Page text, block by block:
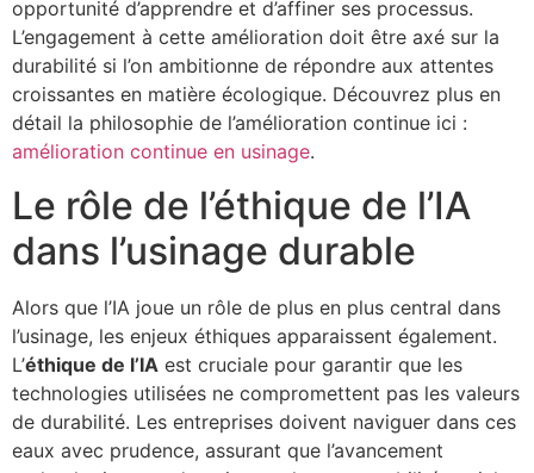
opportunité d’apprendre et d’affiner ses processus.
L’engagement à cette amélioration doit être axé sur la
durabilité si l’on ambitionne de répondre aux attentes
croissantes en matière écologique. Découvrez plus en
détail la philosophie de l’amélioration continue ici :
amélioration continue en usinage.
Le rôle de l’éthique de l’IA
dans l’usinage durable
Alors que l’IA joue un rôle de plus en plus central dans
l’usinage, les enjeux éthiques apparaissent également.
L’éthique de l’IA est cruciale pour garantir que les
technologies utilisées ne compromettent pas les valeurs
de durabilité. Les entreprises doivent naviguer dans ces
eaux avec prudence, assurant que l’avancement